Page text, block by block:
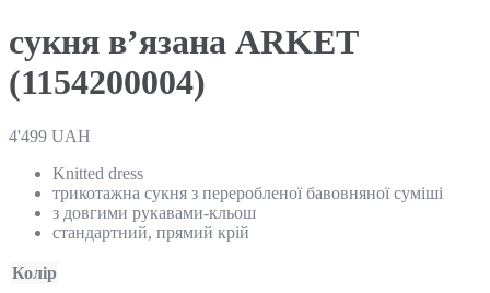
сукня в’язана ARKET
(1154200004)
4'499 UAH
Knitted dress
трикотажна сукня з переробленої бавовняної суміші
з довгими рукавами-кльош
стандартний, прямий крій
Колір